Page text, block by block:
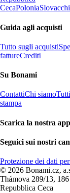
CecaPolonia
Guida agli acquisti
Tutto sugli acquisti
fattureCrediti
Su Bonami
ContattiChi siamo
stampa
Scarica la nostra app
Seguici sui nostri
Protezione dei dati
© 2026 Bonami.cz,
Thámova 289/13, 186
Repubblica Ceca